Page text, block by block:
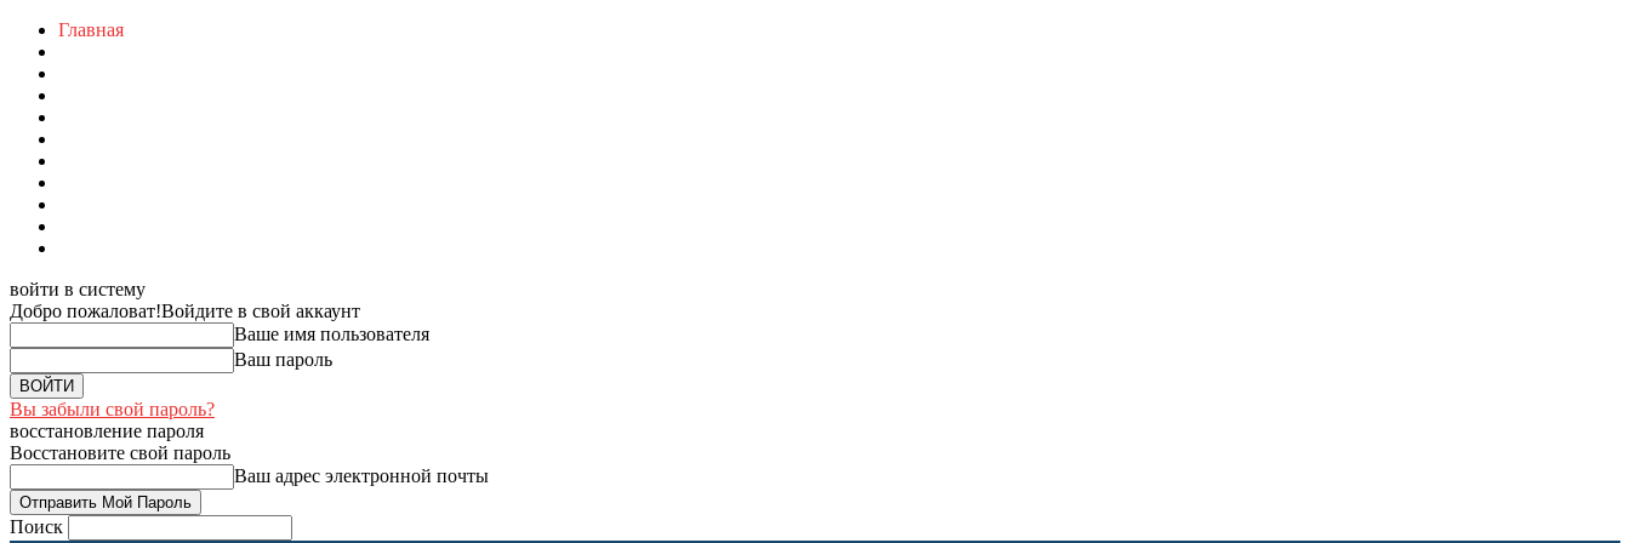
Главная
войти в систему
Добро пожаловат!Войдите в свой аккаунт
Ваше имя пользователя
Ваш пароль
Вы забыли свой пароль?
восстановление пароля
Восстановите свой пароль
Ваш адрес электронной почты
Поиск